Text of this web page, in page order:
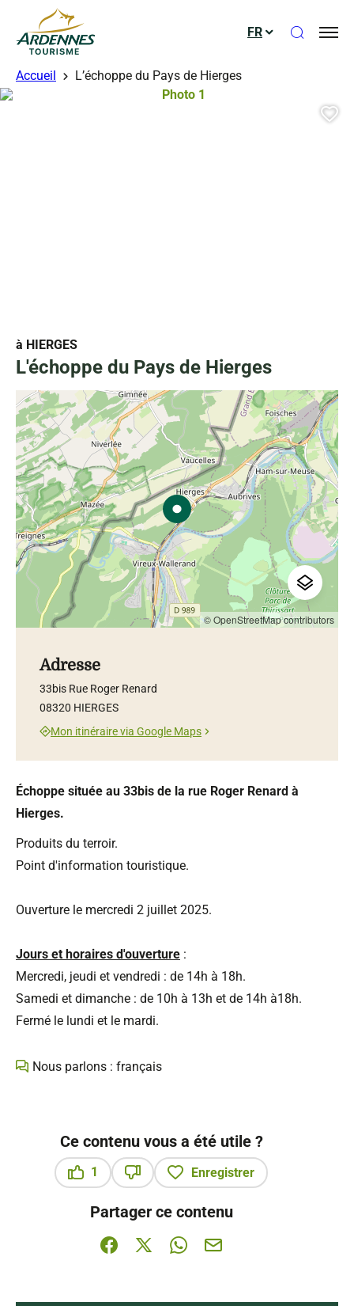
ADT des Ardennes
FR Ouvrir
Accueil L’échoppe du Pays de Hierges
à HIERGES
L'échoppe du Pays de Hierges
Photo 1, © Droits libres
Échoppe située au 33bis de la rue Roger Renard à
Hierges.
Produits du terroir.
Point d'information touristique.
Ouverture le mercredi 2 juillet 2025.
Jours et horaires d'ouverture :
Mercredi, jeudi et vendredi : de 14h à 18h.
Samedi et dimanche : de 10h à 13h et de 14h à18h.
Fermé le lundi et le mardi.
Nous parlons : français
© OpenStreetMap contributors
Adresse
33bis Rue Roger Renard
08320 HIERGES
Mon itinéraire via Google Maps
Ce contenu vous a été utile ?
1
Enregistrer
Partager ce contenu
Partager sur Facebook (nouvelle fenêtre)
Partager sur X / Twitter (nouvelle
Partager sur WhatsApp
Partager par mail